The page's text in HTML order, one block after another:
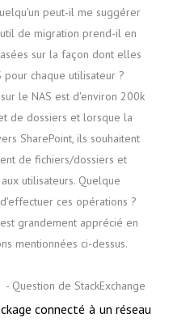
peut-il me suggérer
de migration prend-il en
sur la façon dont elles
chaque utilisateur ?
le NAS est d'environ 200k
de dossiers et lorsque la
SharePoint, ils souhaitent
de fichiers/dossiers et
utilisateurs. Quelque
ces opérations ?
grandement apprécié en
mentionnées ci-dessus.
- Question de StackExchange
connecté à un réseau